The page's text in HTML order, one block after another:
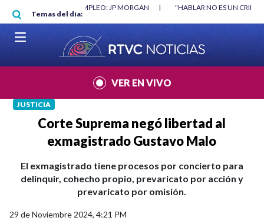
Pasar al contenido principal
Temas del día:
"HABLAR NO ES UN CRIMEN": CARTA DE BETO CORAL | ABELARDO
VER EN VIVO
JUSTICIA
Corte Suprema negó libertad al
exmagistrado Gustavo Malo
El exmagistrado tiene procesos por concierto para
delinquir, cohecho propio, prevaricato por acción y
prevaricato por omisión.
29 de Noviembre 2024, 4:21 PM